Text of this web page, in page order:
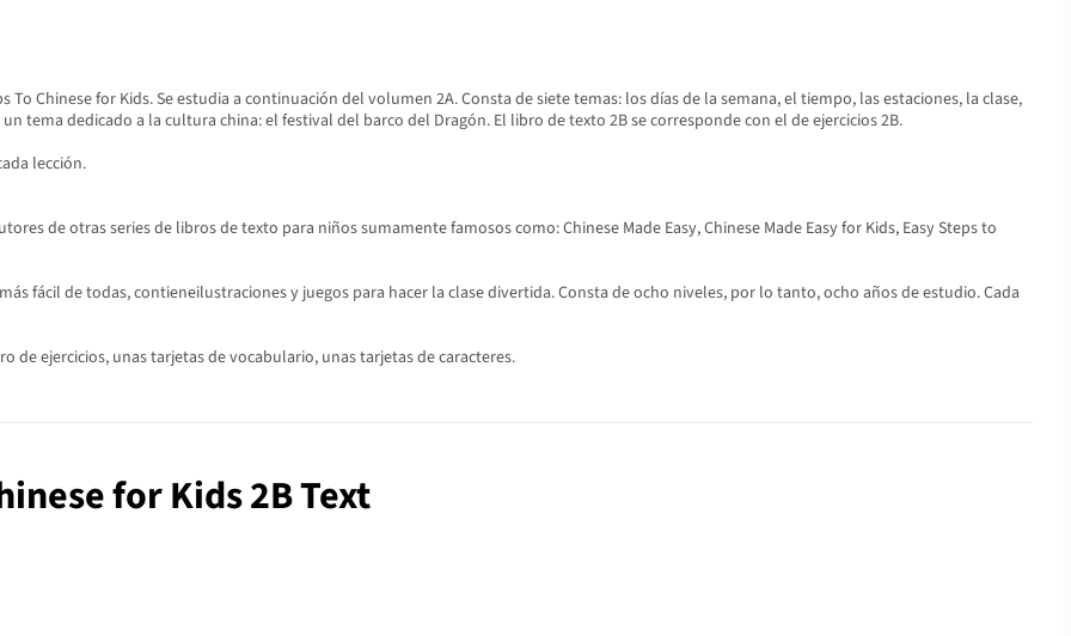
Chinese for Kids. Se estudia a continuación del volumen 2A. Consta de siete temas: los días de la semana, el tiempo, las estaciones, la clase,
tema dedicado a la cultura china: el festival del barco del Dragón. El libro de texto 2B se corresponde con el de ejercicios 2B.
lección.
de otras series de libros de texto para niños sumamente famosos como: Chinese Made Easy, Chinese Made Easy for Kids, Easy Steps to
fácil de todas, contieneilustraciones y juegos para hacer la clase divertida. Consta de ocho niveles, por lo tanto, ocho años de estudio. Cada
ejercicios, unas tarjetas de vocabulario, unas tarjetas de caracteres.
for Kids 2B Text